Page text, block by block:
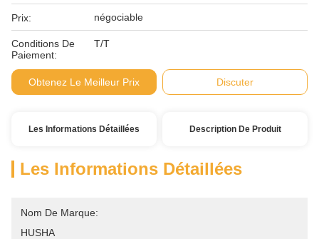
Prix: négociable
Conditions De
Paiement:
T/T
Obtenez Le Meilleur Prix Discuter
Les Informations Détaillées Description De Produit
Les Informations Détaillées
Nom De Marque:
HUSHA